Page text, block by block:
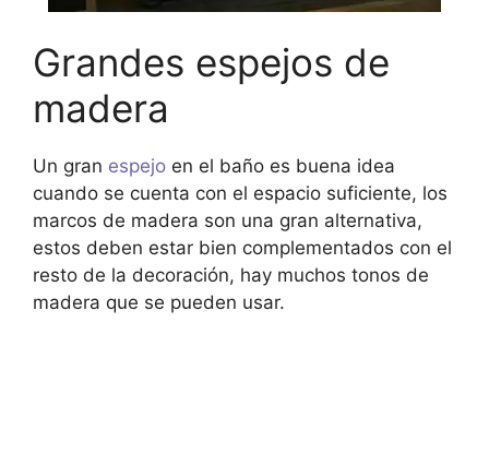
Grandes espejos de
madera
Un gran espejo en el baño es buena idea
cuando se cuenta con el espacio suficiente, los
marcos de madera son una gran alternativa,
estos deben estar bien complementados con el
resto de la decoración, hay muchos tonos de
madera que se pueden usar.